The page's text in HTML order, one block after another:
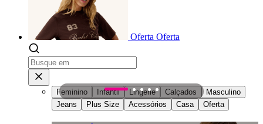
Oferta Oferta
Feminino Infantil Lingerie Calçados
Masculino
Jeans
Plus Size Acessórios Casa Oferta
1 2 3 4 5